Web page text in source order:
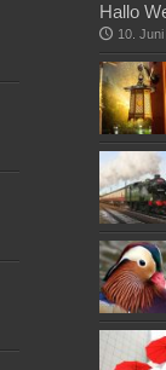
Hallo
10.